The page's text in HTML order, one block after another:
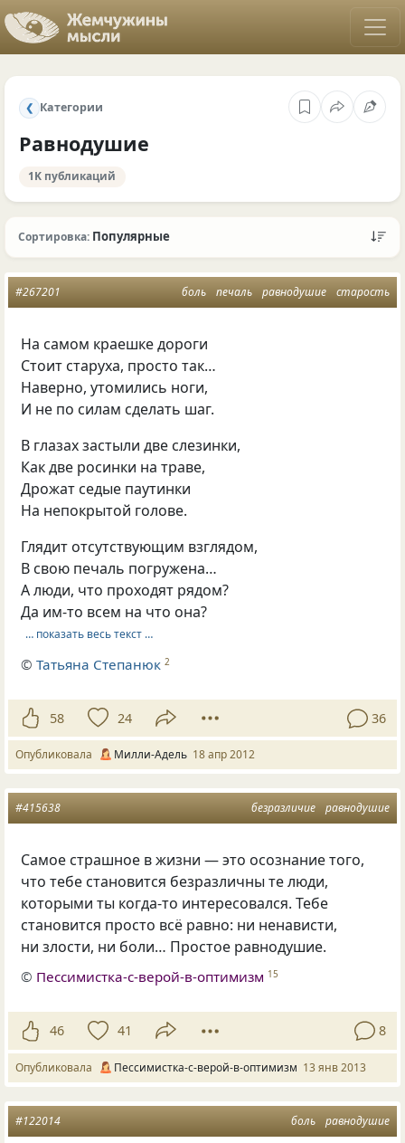
❮ Категории
Равнодушие
1K публикаций
Сортировка: Популярные
боль печаль равнодушие старость
#267201
На самом краешке дороги
Стоит старуха, просто так…
Наверно, утомились ноги,
И не по силам сделать шаг.
В глазах застыли две слезинки,
Как две росинки на траве,
Дрожат седые паутинки
На непокрытой голове.
Глядит отсутствующим взглядом,
В свою печаль погружена…
А люди, что проходят рядом?
Да им-то всем на что она?
… показать весь текст …
©Татьяна Степанюк 2
58 24 36
Опубликовала Милли-Адель 18 апр 2012
безразличие равнодушие
#415638
Самое страшное в жизни — это осознание того,
что тебе становится безразличны те люди,
которыми ты когда-то интересовался. Тебе
становится просто всё равно: ни ненависти,
ни злости, ни боли… Простое равнодушие.
© Пессимистка-с-верой-в-оптимизм 15
46 41 8
Опубликовала Пессимистка-с-верой-в-оптимизм 13 янв 2013
боль равнодушие
#122014